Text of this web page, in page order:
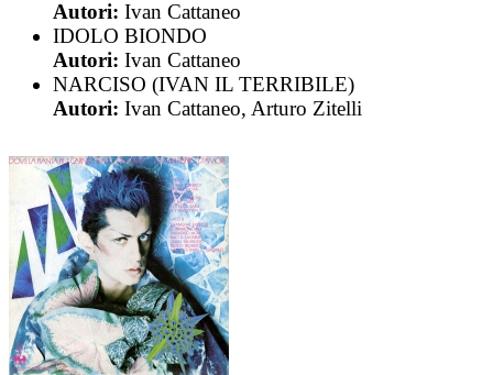
Autori: Ivan Cattaneo
IDOLO BIONDO
Autori: Ivan Cattaneo
NARCISO (IVAN IL TERRIBILE)
Autori: Ivan Cattaneo, Arturo Zitelli